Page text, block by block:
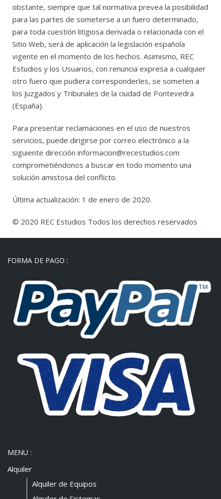
obstante, siempre que tal normativa prevea la posibilidad
para las partes de someterse a un fuero determinado,
para toda cuestión litigiosa derivada o relacionada con el
Sitio Web, será de aplicación la legislación española
vigente en el momento de los hechos. Asimismo, REC
Estudios y los Usuarios, con renuncia expresa a cualquier
otro fuero que pudiera corresponderles, se someten a
los Juzgados y Tribunales de la ciudad de Pontevedra
(España).
Para presentar reclamaciones en el uso de nuestros
servicios, puede dirigirse por correo electrónico a la
siguiente dirección informacion@recestudios.com
comprometiéndonos a buscar en todo momento una
solución amistosa del conflicto.
Última actualización: 1 de enero de 2020.
© 2020 REC Estudios Todos los derechos reservados
FORMA DE PAGO :
MENU :
Alquiler
Alquiler de Equipos